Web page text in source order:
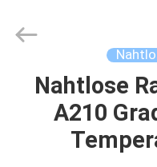
HAUS
PRODUKTE
Tube
Nahtlose
A210